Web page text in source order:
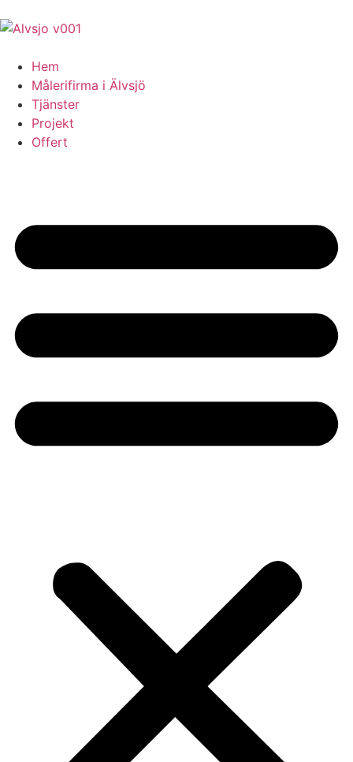
Hem
Målerifirma i Älvsjö
Tjänster
Projekt
Offert